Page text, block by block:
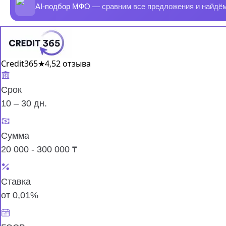
AI-подбор МФО — сравним все предложения и
Credit365★4,52 отзыва
Срок
10 – 30 дн.
Сумма
20 000 - 300 000 ₸
Ставка
от 0,01%